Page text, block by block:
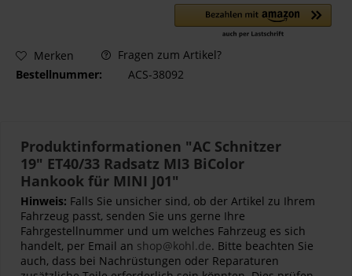
Merken
Fragen zum Artikel?
Bestellnummer:
ACS-38092
Produktinformationen "AC Schnitzer
19" ET40/33 Radsatz MI3 BiColor
Hankook für MINI J01"
Hinweis: Falls Sie unsicher sind, ob der Artikel zu Ihrem
Fahrzeug passt, senden Sie uns gerne Ihre
Fahrgestellnummer und um welches Fahrzeug es sich
handelt, per Email an shop@kohl.de. Bitte beachten Sie
auch, dass bei Nachrüstungen oder Reparaturen